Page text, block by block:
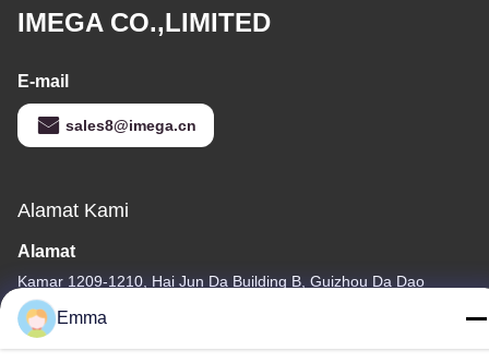
IMEGA CO.,LIMITED
E-mail
sales8@imega.cn
Alamat Kami
Alamat
Kamar 1209-1210, Hai Jun Da Building B, Guizhou Da Dao
Zhong, Ronggui, Shunde, Foshan, Guangdong, Cina
tel
Emma